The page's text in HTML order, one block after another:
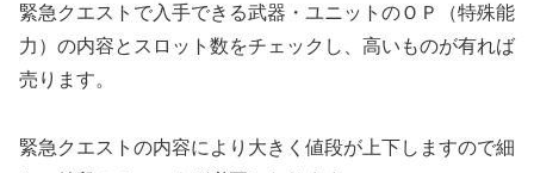
緊急クエストで入手できる武器・ユニットのＯＰ（特殊能
力）の内容とスロット数をチェックし、高いものが有れば
売ります。
緊急クエストの内容により大きく値段が上下しますので細